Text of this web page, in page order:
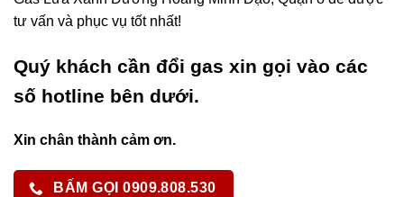
tư vấn và phục vụ tốt nhất!
Quý khách cần đổi gas xin gọi vào các
số hotline bên dưới.
Xin chân thành cảm ơn.
BẤM GỌI 0909.808.530